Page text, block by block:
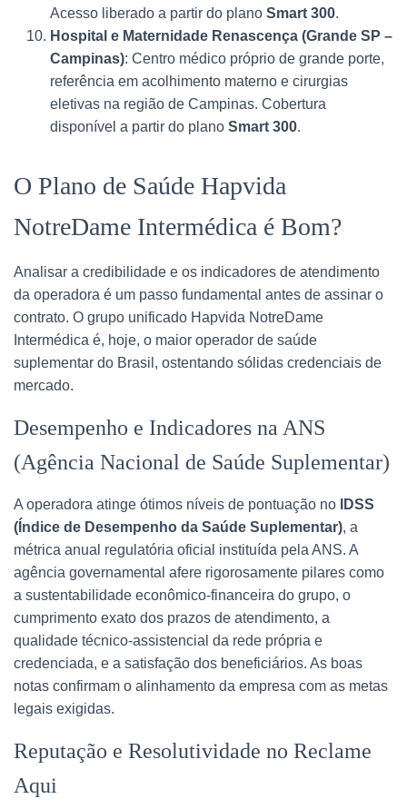
Acesso liberado a partir do plano Smart 300.
Hospital e Maternidade Renascença (Grande SP –
Campinas): Centro médico próprio de grande porte,
referência em acolhimento materno e cirurgias
eletivas na região de Campinas. Cobertura
disponível a partir do plano Smart 300.
O Plano de Saúde Hapvida
NotreDame Intermédica é Bom?
Analisar a credibilidade e os indicadores de atendimento
da operadora é um passo fundamental antes de assinar o
contrato. O grupo unificado Hapvida NotreDame
Intermédica é, hoje, o maior operador de saúde
suplementar do Brasil, ostentando sólidas credenciais de
mercado.
Desempenho e Indicadores na ANS
(Agência Nacional de Saúde Suplementar)
A operadora atinge ótimos níveis de pontuação no
IDSS
(Índice de Desempenho da Saúde Suplementar), a
métrica anual regulatória oficial instituída pela ANS. A
agência governamental afere rigorosamente pilares como
a sustentabilidade econômico-financeira do grupo, o
cumprimento exato dos prazos de atendimento, a
qualidade técnico-assistencial da rede própria e
credenciada, e a satisfação dos beneficiários. As boas
notas confirmam o alinhamento da empresa com as metas
legais exigidas.
Reputação e Resolutividade no Reclame
Aqui